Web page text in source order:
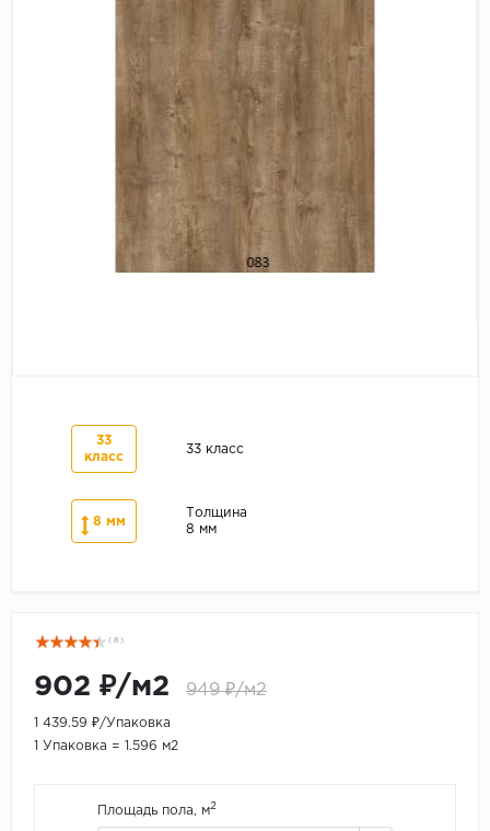
Кварцевый ламинат SPC
Подложка под паркет и ламинат
33
класс
33 класс
8 мм
Толщина
8 мм
( 8 )
902 ₽/м2 949 ₽/м2
1 439.59 ₽/Упаковка
1 Упаковка = 1.596 м2
Площадь пола, м2